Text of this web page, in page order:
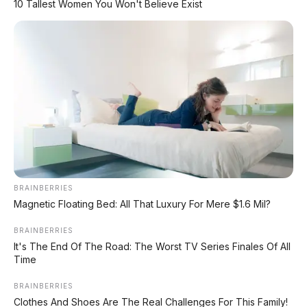
BMW
Grou
Maret 2022
Mere
k
1 Januari 2026
Posisi
Baru
bawah BMW Group
Targe
t
petito
10 Tallest Women You Won't Believe Exist
BRAINBERRIES
Magnetic Floating Bed: All That Luxury For Mere $1.6 Mil?
BRAINBERRIES
It's The End Of The Road: The Worst TV Series Finales Of All
Time
BRAINBERRIES
Clothes And Shoes Are The Real Challenges For This Family!